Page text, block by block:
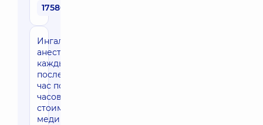
17580 грн
Ингаляционная
анестезия
каждый
последующий
час после 3х
часов (без
стоимости
медикаментов)